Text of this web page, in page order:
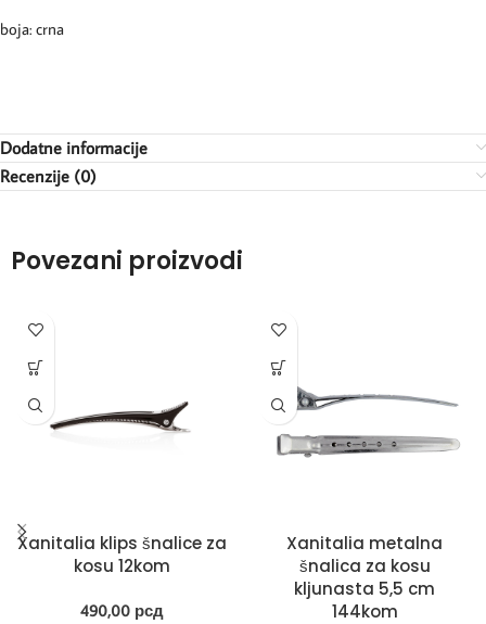
boja: crna
Dodatne informacije
Recenzije (0)
Povezani proizvodi
Xanitalia klips šnalice za
kosu 12kom
490,00 рсд
Xanitalia metalna
šnalica za kosu
kljunasta 5,5 cm
144kom